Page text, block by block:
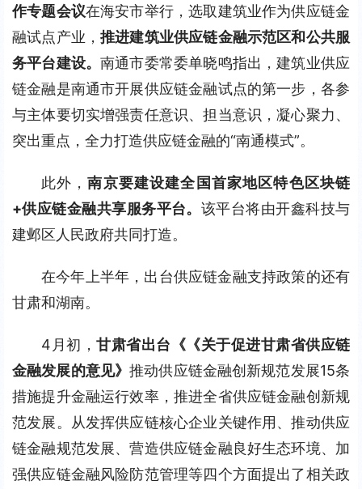
作专题会议在海安市举行，选取建筑业作为供应链金
融试点产业，推进建筑业供应链金融示范区和公共服
务平台建设。南通市委常委单晓鸣指出，建筑业供应
链金融是南通市开展供应链金融试点的第一步，各参
与主体要切实增强责任意识、担当意识，凝心聚力、
突出重点，全力打造供应链金融的“南通模式”。
此外，南京要建设建全国首家地区特色区块链
+供应链金融共享服务平台。 该平台将由开鑫科技与
建邺区人民政府共同打造。
在今年上半年，出台供应链金融支持政策的还有
甘肃和湖南。
4月初， 甘肃省出台《《关于促进甘肃省供应链
金融发展的意见》推动供应链金融创新规范发展15条
措施提升金融运行效率，推进全省供应链金融创新规
范发展。从发挥供应链核心企业关键作用、推动供应
链金融规范发展、营造供应链金融良好生态环境、加
强供应链金融风险防范管理等四个方面提出了相关政